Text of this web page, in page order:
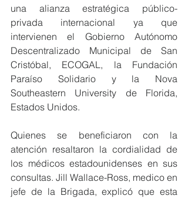
una alianza estratégica público-
privada internacional ya que
intervienen el Gobierno Autónomo
Descentralizado Municipal de San
Cristóbal, ECOGAL, la Fundación
Paraíso Solidario y la Nova
Southeastern University de Florida,
Estados Unidos.
Quienes se beneficiaron con la
atención resaltaron la cordialidad de
los médicos estadounidenses en sus
consultas. Jill Wallace-Ross, medico en
jefe de la Brigada, explicó que esta